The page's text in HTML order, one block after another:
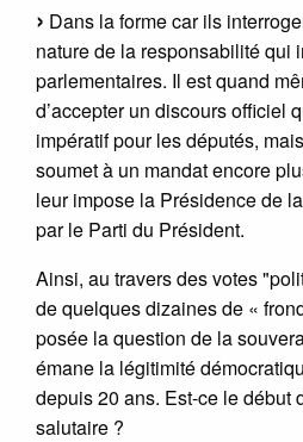
Dans la forme car ils
nature de la responsabilité qui
parlementaires. Il est quand
d’accepter un discours officiel
impératif pour les députés,
soumet à un mandat encore
leur impose la Présidence de
par le Parti du Président.
Ainsi, au travers des votes
de quelques dizaines de «
posée la question de la
émane la légitimité
depuis 20 ans. Est-ce le début
salutaire ?